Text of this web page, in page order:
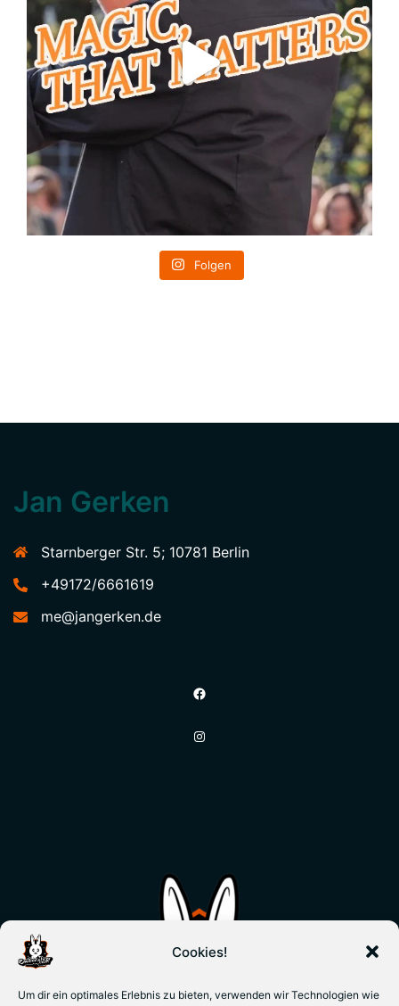
Cookies!
Um dir ein optimales Erlebnis zu bieten, verwenden wir Technologien wie
Folgen
Jan Gerken
Starnberger Str. 5; 10781 Berlin
+49172/6661619
me@jangerken.de
Facebook
Instagram